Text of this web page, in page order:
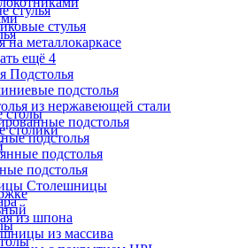
стулья
стулья
на металлокаркасе
ещё 4
Подстолья
подстолья
из нержавеющей стали
подстолья
подстолья
подстолья
подстолья
Столешницы
из шпона
из массива
столы
столики